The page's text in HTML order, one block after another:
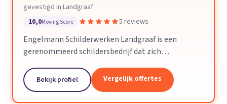
gevestigd in Landgraaf
10,0Moving Score 5 reviews
Engelmann Schilderwerken Landgraaf is een
gerenommeerd schildersbedrijf dat zich
te bieden. Wij zijn gespecialiseerd in alle soorten
schilderwerk,...
Bekijk profiel Vergelijk offertes